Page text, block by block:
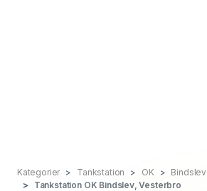
Kategorier Tankstation OK
Bindslev
Tankstation OK Bindslev, Vesterbro